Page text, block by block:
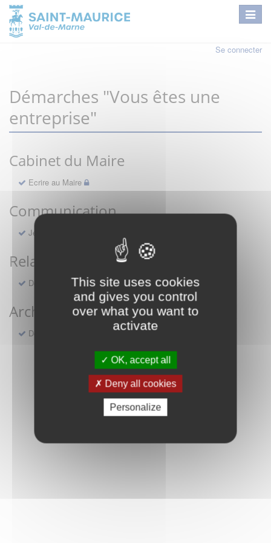
This site uses cookies
and gives you control
over what you want to
activate
OK, accept all
Deny all cookies
Personalize
Se connecter
Démarches "Vous êtes une
entreprise"
Cabinet du Maire
Ecrire au Maire
Communication
Je ne reçois pas le Saint-Maurice Info
Relations publiques
Demande de réservation d'une salle municipale
Archives
Demande en ligne d'actes compris entre 1598 et 1922